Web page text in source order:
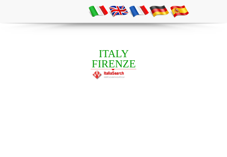
ITALY
FIRENZE